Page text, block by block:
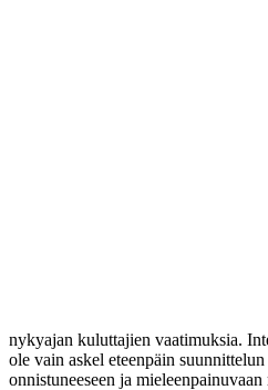
nykyajan kuluttajien vaatimuksia.
ole vain askel eteenpäin
onnistuneeseen ja mieleenpainuvaan